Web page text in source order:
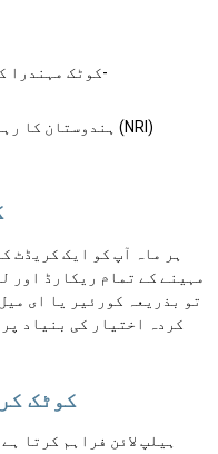
کوٹک مہندرا کریڈٹ کارڈ کے اہل ہونے کے لیے، آپ کو-
ہندوستان کا رہائشی یا غیر رہائشی ہندوستانی (NRI)
ہر ماہ آپ کو ایک کریڈٹ
مہینے کے تمام ریکارڈ اور
تو بذریعہ کورئیر یا ای
کردہ اختیار کی بنیاد
کوٹک